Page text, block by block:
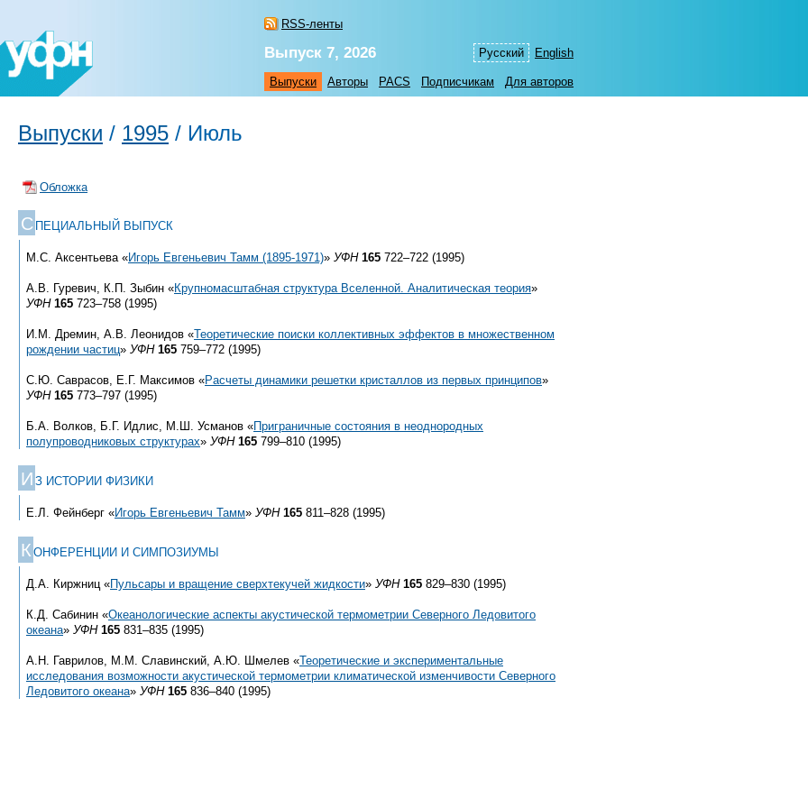
RSS-ленты
Русский English
Выпуск 7, 2026
Выпуски Авторы PACS Подписчикам Для авторов
Выпуски / 1995 / Июль
Обложка
С ПЕЦИАЛЬНЫЙ ВЫПУСК
М.С. Аксентьева «Игорь Евгеньевич Тамм (1895-1971)» УФН 165 722–722 (1995)
А.В. Гуревич, К.П. Зыбин «Крупномасштабная структура Вселенной. Аналитическая теория»
УФН 165 723–758 (1995)
И.М. Дремин, А.В. Леонидов «Теоретические поиски коллективных эффектов в множественном
рождении частиц» УФН 165 759–772 (1995)
С.Ю. Саврасов, Е.Г. Максимов «Расчеты динамики решетки кристаллов из первых принципов»
УФН 165 773–797 (1995)
Б.А. Волков, Б.Г. Идлис, М.Ш. Усманов «Приграничные состояния в неоднородных
полупроводниковых структурах» УФН 165 799–810 (1995)
И З ИСТОРИИ ФИЗИКИ
Е.Л. Фейнберг «Игорь Евгеньевич Тамм» УФН 165 811–828 (1995)
К ОНФЕРЕНЦИИ И СИМПОЗИУМЫ
Д.А. Киржниц «Пульсары и вращение сверхтекучей жидкости» УФН 165 829–830 (1995)
К.Д. Сабинин «Океанологические аспекты акустической термометрии Северного Ледовитого
океана» УФН 165 831–835 (1995)
А.Н. Гаврилов, М.М. Славинский, А.Ю. Шмелев «Теоретические и экспериментальные
исследования возможности акустической термометрии климатической изменчивости Северного
Ледовитого океана» УФН 165 836–840 (1995)